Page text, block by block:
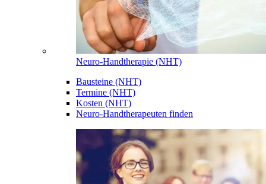
Neuro-Handtherapie (NHT)
Bausteine (NHT)
Termine (NHT)
Kosten (NHT)
Neuro-Handtherapeuten finden